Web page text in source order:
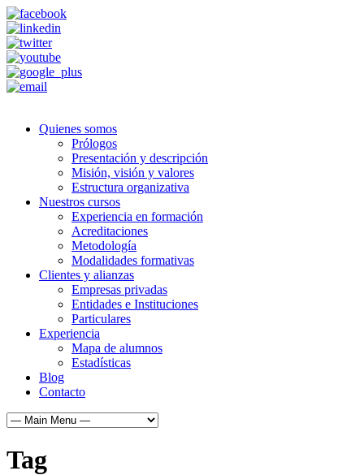
Quienes somos
Prólogos
Presentación y descripción
Misión, visión y valores
Estructura organizativa
Nuestros cursos
Experiencia en formación
Acreditaciones
Metodología
Modalidades formativas
Clientes y alianzas
Empresas privadas
Entidades e Instituciones
Particulares
Experiencia
Mapa de alumnos
Estadísticas
Blog
Contacto
Tag